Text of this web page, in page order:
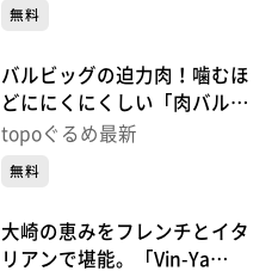
無料
バルビッグの迫力肉！噛むほ
どににくにくしい「肉バル
BAR BiG」（大崎市古川七日
topoぐるめ最新
無料
大崎の恵みをフレンチとイタ
リアンで堪能。「Vin-Ya